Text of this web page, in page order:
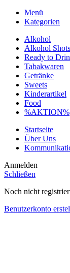
Menü
Kategorien
Alkohol
Alkohol Shots
Ready to
Tabakwaren
Getränke
Sweets
Kinderartikel
Food
%AKTION%
Startseite
Über Uns
Anmelden
Schließen
Noch nicht
Benutzerkonto